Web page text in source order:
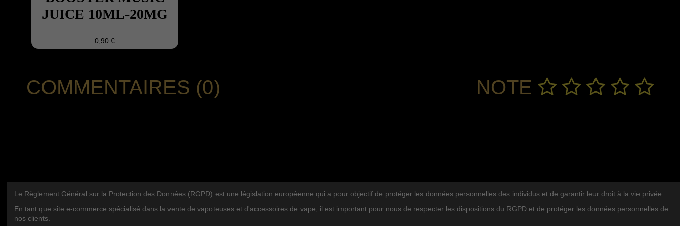
JUICE 10ML-20MG
0,90 €
NOTE
COMMENTAIRES (0)
Royalcig
RECHERCHER DANS LE BLOG
Le Règlement Général sur la Protection des Données (RGPD) est une législation européenne qui a pour objectif de protéger les données personnelles des individus et de garantir leur droit à la vie privée.
En tant que site e-commerce spécialisé dans la vente de vapoteuses et d'accessoires de vape, il est important pour nous de respecter les dispositions du RGPD et de protéger les données personnelles de
nos clients.